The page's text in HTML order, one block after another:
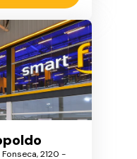
2120 -